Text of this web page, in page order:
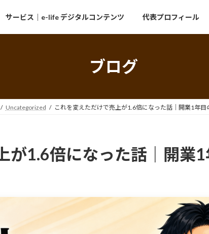
サービス｜e-life デジタルコンテンツ 代表プロフィール
ブログ
Uncategorized これを変えただけで売上が1.6倍になった話｜開業1年目
が1.6倍になった話｜開業